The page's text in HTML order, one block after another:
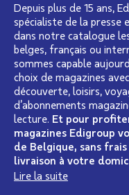
Depuis plus de 15 ans,
spécialiste de la presse
dans notre catalogue
belges, français ou
sommes capable
choix de magazines
découverte, loisirs,
d’abonnements
lecture. Et pour
magazines Edigroup
de Belgique, sans
livraison à votre
Lire la suite